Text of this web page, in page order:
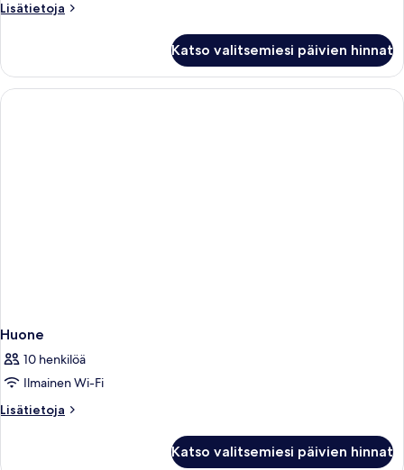
Lisätietoja
Lisätietoja
Katso valitsemiesi päivien hinnat
Huone
10 henkilöä
Ilmainen Wi-Fi
Lisätietoja
Lisätietoja
Katso valitsemiesi päivien hinnat